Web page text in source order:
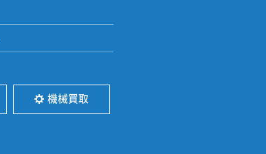
機械買取